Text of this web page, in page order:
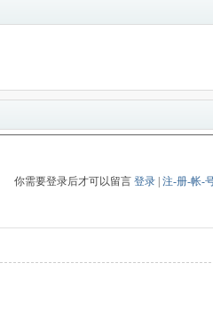
你需要登录后才可以留言 登录| 注-册-帐-